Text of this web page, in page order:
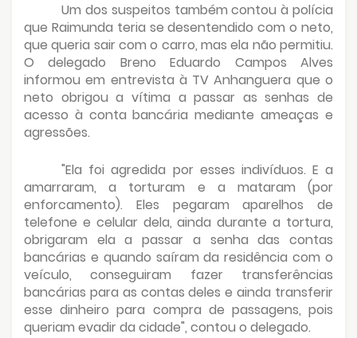
Um dos suspeitos também contou à polícia
que Raimunda teria se desentendido com o neto,
que queria sair com o carro, mas ela não permitiu.
O delegado Breno Eduardo Campos Alves
informou em entrevista à TV Anhanguera que o
neto obrigou a vítima a passar as senhas de
acesso à conta bancária mediante ameaças e
agressões.
"Ela foi agredida por esses indivíduos. E a
amarraram, a torturam e a mataram (por
enforcamento). Eles pegaram aparelhos de
telefone e celular dela, ainda durante a tortura,
obrigaram ela a passar a senha das contas
bancárias e quando saíram da residência com o
veículo, conseguiram fazer transferências
bancárias para as contas deles e ainda transferir
esse dinheiro para compra de passagens, pois
queriam evadir da cidade", contou o delegado.